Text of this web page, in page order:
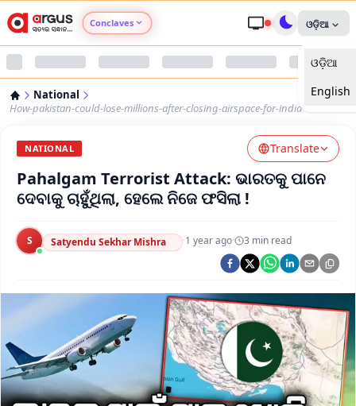
Conclaves
Argus Nari Shakti
Argus Health Connect
Argus Swaad Odisha
Argus Chalo Dekhein Apna Desh
ଓଡ଼ିଆ
ଓଡ଼ିଆ
English
National
How-pakistan-could-lose-millions-after-closing-airspace-for-india
NATIONAL Translate
Pahalgam Terrorist Attack: ଭାରତକୁ ପାନେ
ଦେବାକୁ ଚାହୁଁଥିଲା, ହେଲେ ନିଜେ ଫସିଲା !
S Satyendu Sekhar Mishra ·1 year ago· 3 min read